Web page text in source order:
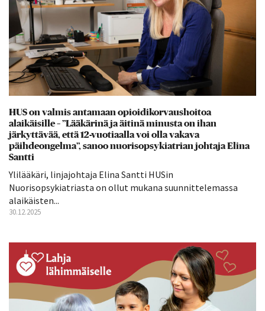
HUS on valmis antamaan opioidikorvaushoitoa
alaikäisille – ”Lääkärinä ja äitinä minusta on ihan
järkyttävää, että 12-vuotiaalla voi olla vakava
päihdeongelma”, sanoo nuorisopsykiatrian johtaja Elina
Santti
Ylilääkäri, linjajohtaja Elina Santti HUSin
Nuorisopsykiatriasta on ollut mukana suunnittelemassa
alaikäisten...
30.12.2025